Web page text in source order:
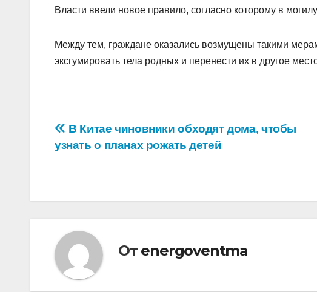
Власти ввели новое правило, согласно которому в
Между тем, граждане оказались возмущены такими
эксгумировать тела родных и перенести их в другое
Навигация
по
В Китае чиновники обходят дома, чтобы
узнать о планах рожать детей
От energoventma